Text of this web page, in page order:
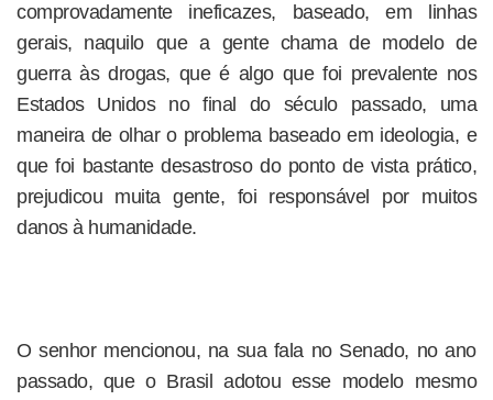
comprovadamente ineficazes, baseado, em linhas
gerais, naquilo que a gente chama de modelo de
guerra às drogas, que é algo que foi prevalente nos
Estados Unidos no final do século passado, uma
maneira de olhar o problema baseado em ideologia, e
que foi bastante desastroso do ponto de vista prático,
prejudicou muita gente, foi responsável por muitos
danos à humanidade.
O senhor mencionou, na sua fala no Senado, no ano
passado, que o Brasil adotou esse modelo mesmo